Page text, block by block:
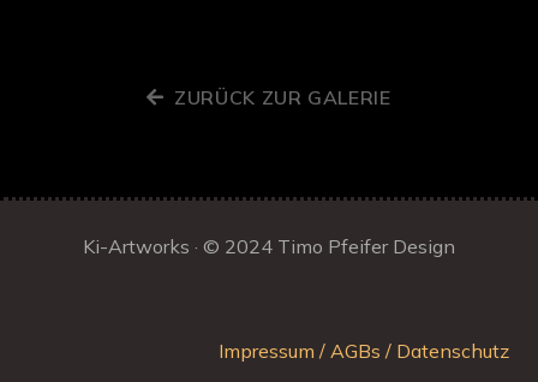
ZURÜCK ZUR GALERIE
Ki-Artworks · © 2024 Timo Pfeifer Design
Impressum / AGBs / Datenschutz